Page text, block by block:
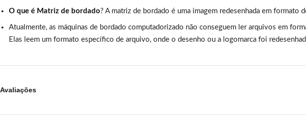
O que é Matriz de bordado? A matriz de bordado é uma imagem redesenhada em formato
Atualmente, as máquinas de bordado computadorizado não conseguem ler arquivos em
Elas leem um formato específico de arquivo, onde o desenho ou a logomarca foi
Avaliações